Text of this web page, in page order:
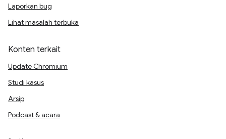
Laporkan bug
Lihat masalah terbuka
Konten terkait
Update Chromium
Studi kasus
Arsip
Podcast & acara